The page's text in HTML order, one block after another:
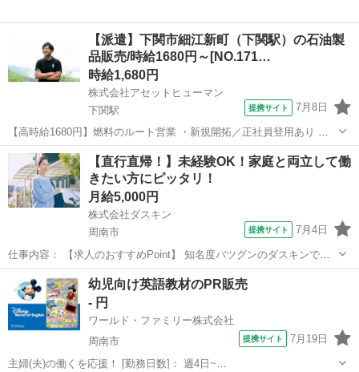
【派遣】下関市細江新町（下関駅）の石油製
品販売/時給1680円～[NO.171…
時給1,680円
株式会社アセットヒューマン
下関駅
提携サイト 7月8日
【高時給1680円】燃料のルート営業 ・新規開拓／正社員登用あり ★
＼ 月収例28万円以上可能 ／ ?人と接することや、話す事が好きな方に
ピッタリ ★?土日祝休みでプライベート充実?日勤のみ＆残業ほぼな
し?スーツ着用?法人用...
山口 下関市 下関駅 営業
【直行直帰！】未経験OK！家庭と両立して働
きたい方にピッタリ！
月給5,000円
株式会社ダスキン
周南市
提携サイト 7月4日
仕事内容： 【求人のおすすめPoint】 知名度バツグンのダスキンでお
仕事 未経験OK！研修充実！定着率90％以上 無理な営業やノルマはあ
りません 頑張った分だけ稼げる完全出来高制 基本直行直帰でOK！私
生活とも両立可能 扶...
周南市 営業
幼児向け英語教材のPR販売
- 円
ワールド・ファミリー株式会社
周南市
提携サイト 7月19日
主婦(夫)の働くを応援！ [勤務日数]： 週4日~